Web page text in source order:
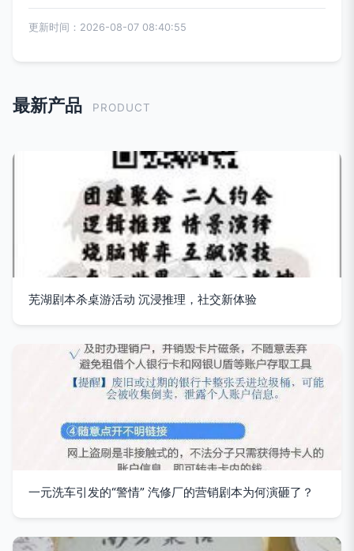
更新时间：2026-08-07 08:40:55
最新产品 PRODUCT
芜湖剧本杀桌游活动 沉浸推理，社交新体验
一元洗车引发的“警情” 汽修厂的营销剧本为何演砸了？